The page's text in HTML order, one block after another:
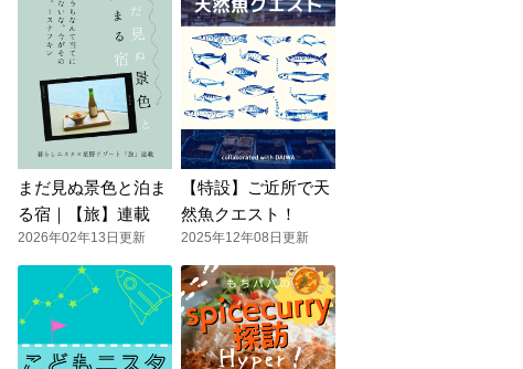
まだ見ぬ景色と泊ま
る宿｜【旅】連載
2026年02年13日更新
【特設】ご近所で天
然魚クエスト！
2025年12年08日更新